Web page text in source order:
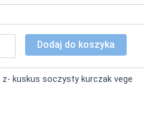
Dodaj do koszyka
z- kuskus soczysty kurczak vege